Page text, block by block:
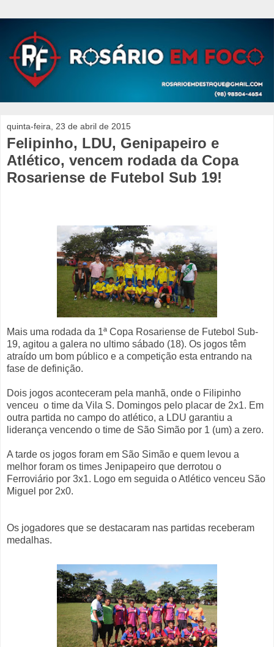
quinta-feira, 23 de abril de 2015
Felipinho, LDU, Genipapeiro e
Atlético, vencem rodada da Copa
Rosariense de Futebol Sub 19!
Mais uma rodada da 1ª Copa Rosariense de Futebol Sub-
19, agitou a galera no ultimo sábado (18). Os jogos têm
atraído um bom público e a competição esta entrando na
fase de definição.
Dois jogos aconteceram pela manhã, onde o Filipinho
venceu o time da Vila S. Domingos pelo placar de 2x1. Em
outra partida no campo do atlético, a LDU garantiu a
liderança vencendo o time de São Simão por 1 (um) a zero.
A tarde os jogos foram em São Simão e quem levou a
melhor foram os times Jenipapeiro que derrotou o
Ferroviário por 3x1. Logo em seguida o Atlético venceu São
Miguel por 2x0.
Os jogadores que se destacaram nas partidas receberam
medalhas.